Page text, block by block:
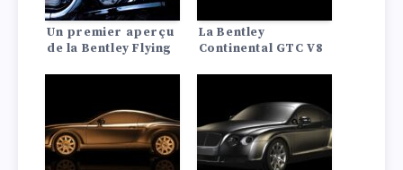
Un premier aperçu
de la Bentley Flying
motopropulseur
Ultra Performance
Hybrid – Voici tout
ce que nous savons
La Bentley
Continental GTC V8